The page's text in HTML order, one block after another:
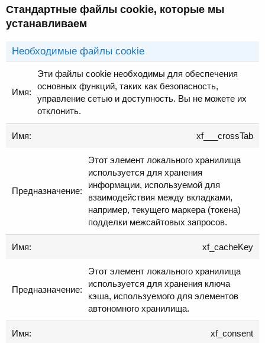
Стандартные файлы cookie, которые мы
устанавливаем
Необходимые файлы cookie
Эти файлы cookie необходимы для обеспечения
основных функций, таких как безопасность,
управление сетью и доступность. Вы не можете их
отклонить.
xf___crossTab
Этот элемент локального хранилища
используется для хранения
информации, используемой для
взаимодействия между вкладками,
например, текущего маркера (токена)
подделки межсайтовых запросов.
xf_cacheKey
Этот элемент локального хранилища
используется для хранения ключа
кэша, используемого для элементов
автономного хранилища.
xf_consent